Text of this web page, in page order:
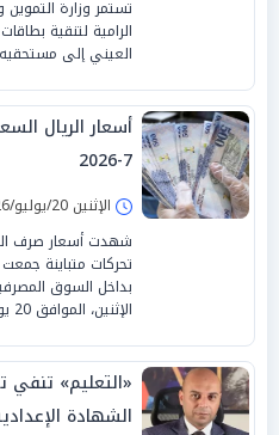
تستمر وزارة
الرامية لتنقية
العيني إلى
7-2026
الإثنين 20/يوليو/2026 - 11:00 ص
شهدت أسعار صرف
تحركات متباينة جمعت
بداخل السوق
الإثنين، الموافق 20 يوليو 2026.
«التعليم» تنفي
الشهادة